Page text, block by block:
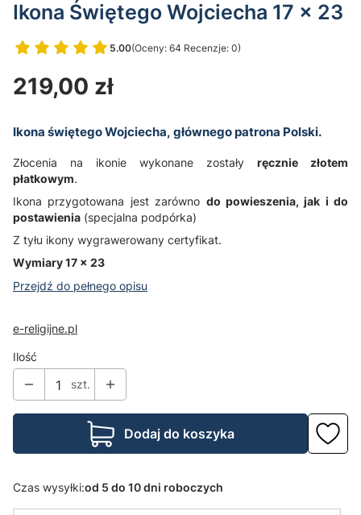
Ikona Świętego Wojciecha 17 x 23
5.00(Oceny: 64 Recenzje: 0)
Przejdź do sekcji Opinie
Cena
219,00 zł
Ikona świętego Wojciecha, głównego patrona Polski.
Złocenia na ikonie wykonane zostały ręcznie złotem
płatkowym.
Ikona przygotowana jest zarówno do powieszenia, jak i do
postawienia (specjalna podpórka)
Z tyłu ikony wygrawerowany certyfikat.
Wymiary 17 x 23
Przejdź do pełnego opisu
e-religijne.pl
Ilość
szt.
Dodaj do koszyka
Czas wysyłki:od 5 do 10 dni roboczych